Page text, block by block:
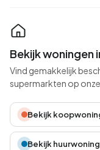
Bekijk woningen
Vind gemakkelijk
supermarkten op
Bekijk
Bekijk